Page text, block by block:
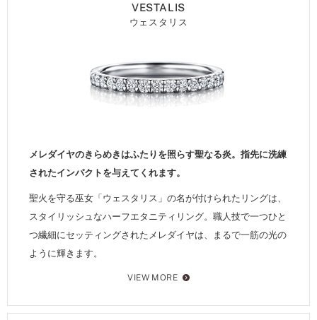
VESTALIS
ウェスタリス
メレダイヤのきらめきはふたりを照らす聖なる炎。指先に洗練
されたインパクトを与えてくれます。
聖火を守る巫女「ウェスタリス」の名が付けられたリングは、
スタイリッシュなハーフエタニティリング。職人技で一つひと
つ繊細にセッティングされたメレダイヤは、まるで一筋の光の
ように輝きます。
VIEW MORE